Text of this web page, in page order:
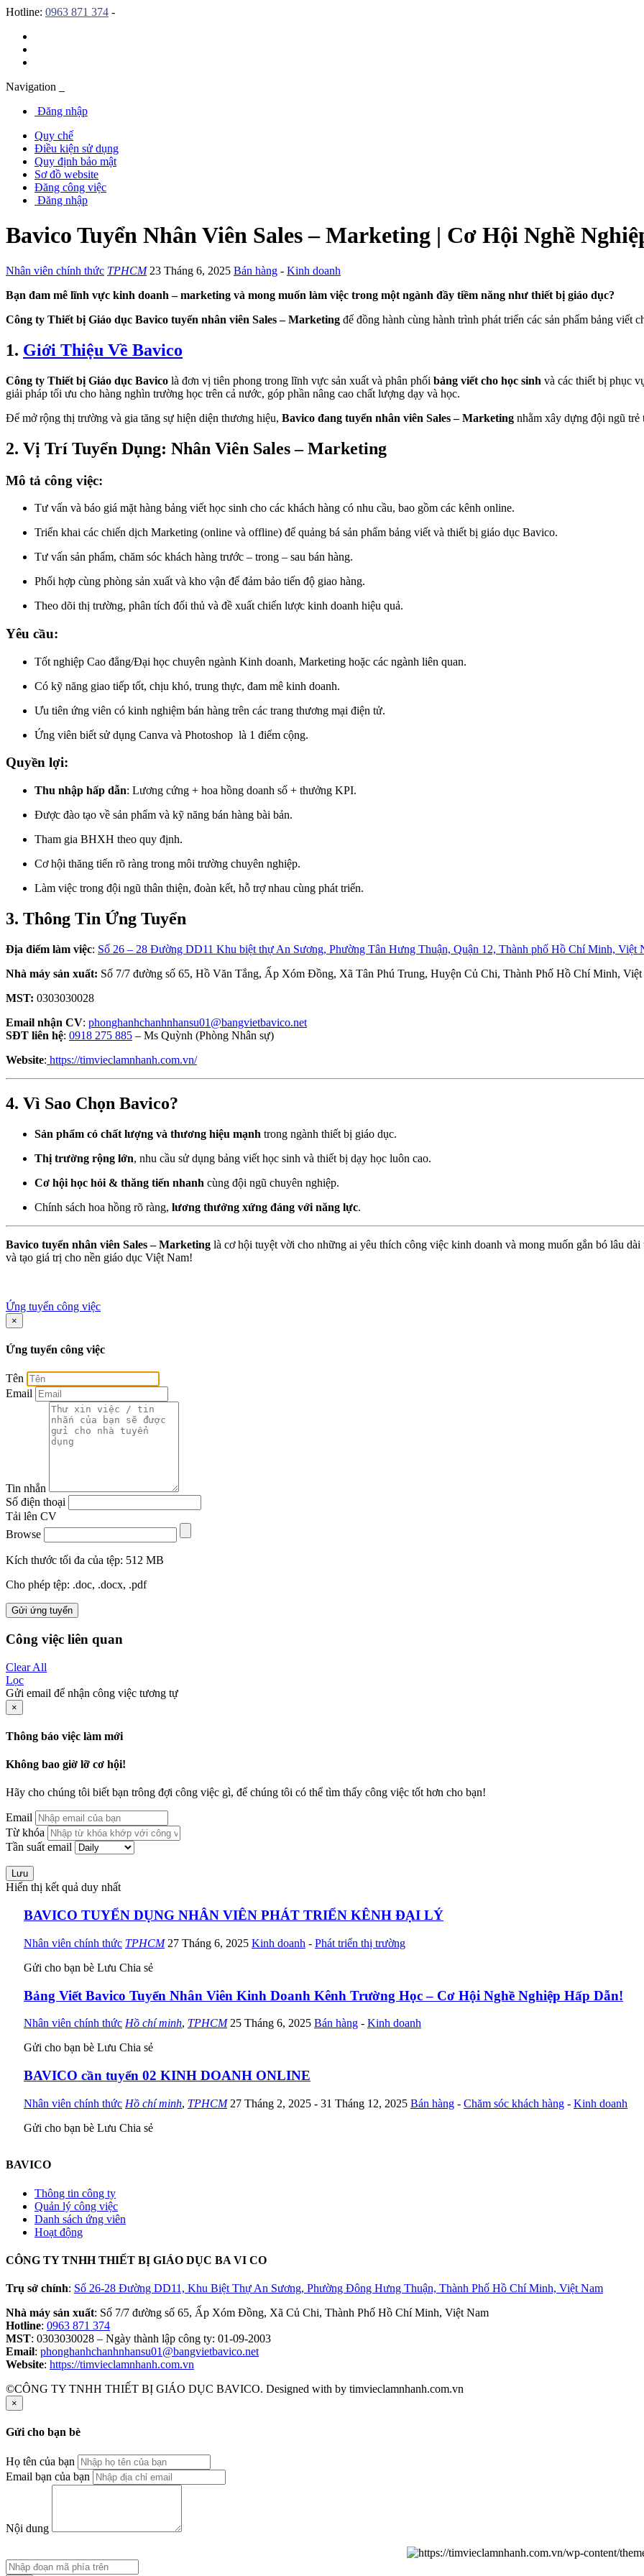
Hotline: 0963 871 374 -
Navigation
Đăng nhập
Quy chế
Điều kiện sử dụng
Quy định bảo mật
Sơ đồ website
Đăng công việc
Đăng nhập
Bavico Tuyển Nhân Viên Sales – Marketing | Cơ Hội Nghề
Nhân viên chính thức TPHCM 23 Tháng 6, 2025 Bán hàng - Kinh doanh
Bạn đam mê lĩnh vực kinh doanh – marketing và mong muốn làm việc trong một ngành đầy tiềm năng như thiết bị giáo dục?
Công ty Thiết bị Giáo dục Bavico tuyển nhân viên Sales – Marketing để đồng hành cùng hành trình phát triển các sản phẩm bảng viết
1. Giới Thiệu Về Bavico
Công ty Thiết bị Giáo dục Bavico là đơn vị tiên phong trong lĩnh vực sản xuất và phân phối bảng viết cho học sinh và các thiết bị phục
giải pháp tối ưu cho hàng nghìn trường học trên cả nước, góp phần nâng cao chất lượng dạy và học.
Để mở rộng thị trường và gia tăng sự hiện diện thương hiệu, Bavico đang tuyển nhân viên Sales – Marketing nhằm xây dựng đội ngũ trẻ
2. Vị Trí Tuyển Dụng: Nhân Viên Sales – Marketing
Mô tả công việc:
Tư vấn và báo giá mặt hàng bảng viết học sinh cho các khách hàng có nhu cầu, bao gồm các kênh online.
Triển khai các chiến dịch Marketing (online và offline) để quảng bá sản phẩm bảng viết và thiết bị giáo dục Bavico.
Tư vấn sản phẩm, chăm sóc khách hàng trước – trong – sau bán hàng.
Phối hợp cùng phòng sản xuất và kho vận để đảm bảo tiến độ giao hàng.
Theo dõi thị trường, phân tích đối thủ và đề xuất chiến lược kinh doanh hiệu quả.
Yêu cầu:
Tốt nghiệp Cao đẳng/Đại học chuyên ngành Kinh doanh, Marketing hoặc các ngành liên quan.
Có kỹ năng giao tiếp tốt, chịu khó, trung thực, đam mê kinh doanh.
Ưu tiên ứng viên có kinh nghiệm bán hàng trên các trang thương mại điện tử.
Ứng viên biết sử dụng Canva và Photoshop là 1 điểm cộng.
Quyền lợi:
Thu nhập hấp dẫn: Lương cứng + hoa hồng doanh số + thưởng KPI.
Được đào tạo về sản phẩm và kỹ năng bán hàng bài bản.
Tham gia BHXH theo quy định.
Cơ hội thăng tiến rõ ràng trong môi trường chuyên nghiệp.
Làm việc trong đội ngũ thân thiện, đoàn kết, hỗ trợ nhau cùng phát triển.
3. Thông Tin Ứng Tuyển
Địa điểm làm việc: Số 26 – 28 Đường DD11 Khu biệt thự An Sương, Phường Tân Hưng Thuận, Quận 12, Thành phố Hồ Chí Minh, Việt
Nhà máy sản xuất: Số 7/7 đường số 65, Hồ Văn Tắng, Ấp Xóm Đồng, Xã Tân Phú Trung, Huyện Củ Chi, Thành Phố Hồ Chí Minh, Việt
MST: 0303030028
Email nhận CV: phonghanhchanhnhansu01@bangvietbavico.net
SĐT liên hệ: 0918 275 885 – Ms Quỳnh (Phòng Nhân sự)
Website: https://timvieclamnhanh.com.vn/
4. Vì Sao Chọn Bavico?
Sản phẩm có chất lượng và thương hiệu mạnh trong ngành thiết bị giáo dục.
Thị trường rộng lớn, nhu cầu sử dụng bảng viết học sinh và thiết bị dạy học luôn cao.
Cơ hội học hỏi & thăng tiến nhanh cùng đội ngũ chuyên nghiệp.
Chính sách hoa hồng rõ ràng, lương thưởng xứng đáng với năng lực.
Bavico tuyển nhân viên Sales – Marketing là cơ hội tuyệt vời cho những ai yêu thích công việc kinh doanh và mong muốn gắn bó lâu
và tạo giá trị cho nền giáo dục Việt Nam!
Ứng tuyển công việc
×
Ứng tuyển công việc
Tên
Email
Tin nhắn
Số điện thoại
Tải lên CV
Browse
Kích thước tối đa của tệp: 512 MB
Cho phép tệp: .doc, .docx, .pdf
Gửi ứng tuyển
Công việc liên quan
Clear All
Lọc
Gửi email để nhận công việc tương tự
×
Thông báo việc làm mới
Không bao giờ lỡ cơ hội!
Hãy cho chúng tôi biết bạn trông đợi công việc gì, để chúng tôi có thể tìm thấy công việc tốt hơn cho bạn!
Email
Từ khóa
Tần suất email
Lưu
Hiển thị kết quả duy nhất
BAVICO TUYỂN DỤNG NHÂN VIÊN PHÁT TRIỂN KÊNH ĐẠI LÝ
Nhân viên chính thức TPHCM 27 Tháng 6, 2025 Kinh doanh - Phát triển thị trường
Gửi cho bạn bè Lưu Chia sẻ
Bảng Viết Bavico Tuyển Nhân Viên Kinh Doanh Kênh Trường Học – Cơ Hội Nghề Nghiệp Hấp Dẫn!
Nhân viên chính thức Hồ chí minh, TPHCM 25 Tháng 6, 2025 Bán hàng - Kinh doanh
Gửi cho bạn bè Lưu Chia sẻ
BAVICO cần tuyển 02 KINH DOANH ONLINE
Nhân viên chính thức Hồ chí minh, TPHCM 27 Tháng 2, 2025 - 31 Tháng 12, 2025 Bán hàng - Chăm sóc khách hàng - Kinh doanh
Gửi cho bạn bè Lưu Chia sẻ
BAVICO
Thông tin công ty
Quản lý công việc
Danh sách ứng viên
Hoạt động
CÔNG TY TNHH THIẾT BỊ GIÁO DỤC BA VI CO
Trụ sở chính: Số 26-28 Đường DD11, Khu Biệt Thự An Sương, Phường Đông Hưng Thuận, Thành Phố Hồ Chí Minh, Việt Nam
Nhà máy sản xuất: Số 7/7 đường số 65, Ấp Xóm Đồng, Xã Củ Chi, Thành Phố Hồ Chí Minh, Việt Nam
Hotline: 0963 871 374
MST: 0303030028 – Ngày thành lập công ty: 01-09-2003
Email: phonghanhchanhnhansu01@bangvietbavico.net
Website: https://timvieclamnhanh.com.vn
©CÔNG TY TNHH THIẾT BỊ GIÁO DỤC BAVICO. Designed with by timvieclamnhanh.com.vn
×
Gửi cho bạn bè
Họ tên của bạn
Email bạn của bạn
Nội dung